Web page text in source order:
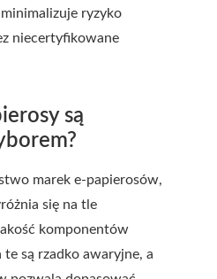
ryzyko
niecertyfikowane
są
marek e-papierosów,
się na tle
komponentów
te są rzadko awaryjne, a